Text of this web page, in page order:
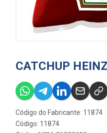
CATCHUP
Código do Fabricante: 11874
Código: 11874